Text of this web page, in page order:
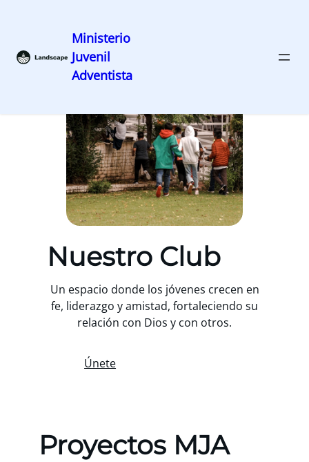
Saltar
Ministerio
Juvenil
Adventista
Nuestro Club
Un espacio donde los jóvenes crecen en
fe, liderazgo y amistad, fortaleciendo su
relación con Dios y con otros.
Únete
Proyectos MJA